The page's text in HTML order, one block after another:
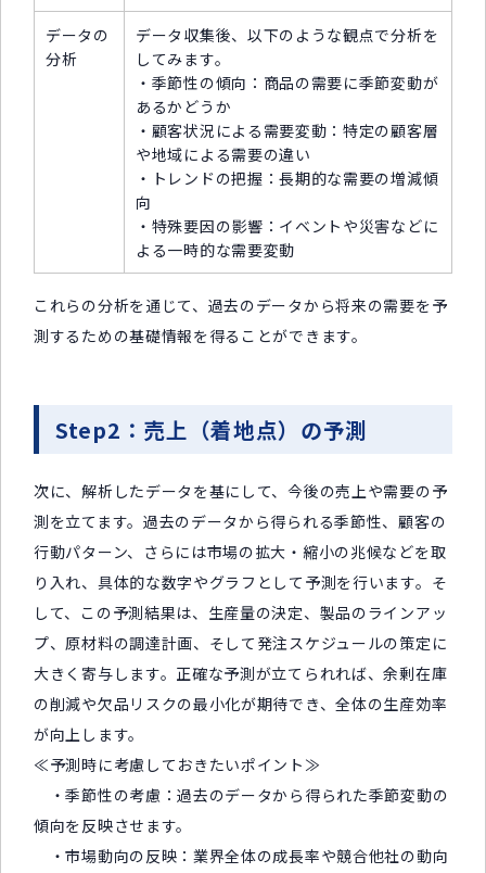
データの
分析
データ収集後、以下のような観点で分析を
してみます。
・季節性の傾向：商品の需要に季節変動が
あるかどうか
・顧客状況による需要変動：特定の顧客層
や地域による需要の違い
・トレンドの把握：長期的な需要の増減傾
向
・特殊要因の影響：イベントや災害などに
よる一時的な需要変動
これらの分析を通じて、過去のデータから将来の需要を予
測するための基礎情報を得ることができます。
Step2：売上（着地点）の予測
次に、解析したデータを基にして、今後の売上や需要の予
測を立てます。過去のデータから得られる季節性、顧客の
行動パターン、さらには市場の拡大・縮小の兆候などを取
り入れ、具体的な数字やグラフとして予測を行います。そ
して、この予測結果は、生産量の決定、製品のラインアッ
プ、原材料の調達計画、そして発注スケジュールの策定に
大きく寄与します。正確な予測が立てられれば、余剰在庫
の削減や欠品リスクの最小化が期待でき、全体の生産効率
が向上します。
≪予測時に考慮しておきたいポイント≫
・季節性の考慮：過去のデータから得られた季節変動の
傾向を反映させます。
・市場動向の反映：業界全体の成長率や競合他社の動向